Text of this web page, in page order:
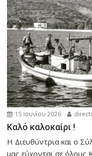
15 Ιουνίου 2026
Καλό καλοκαίρι !
Η Διευθύντρια και ο
μας εύχονται σε όλους